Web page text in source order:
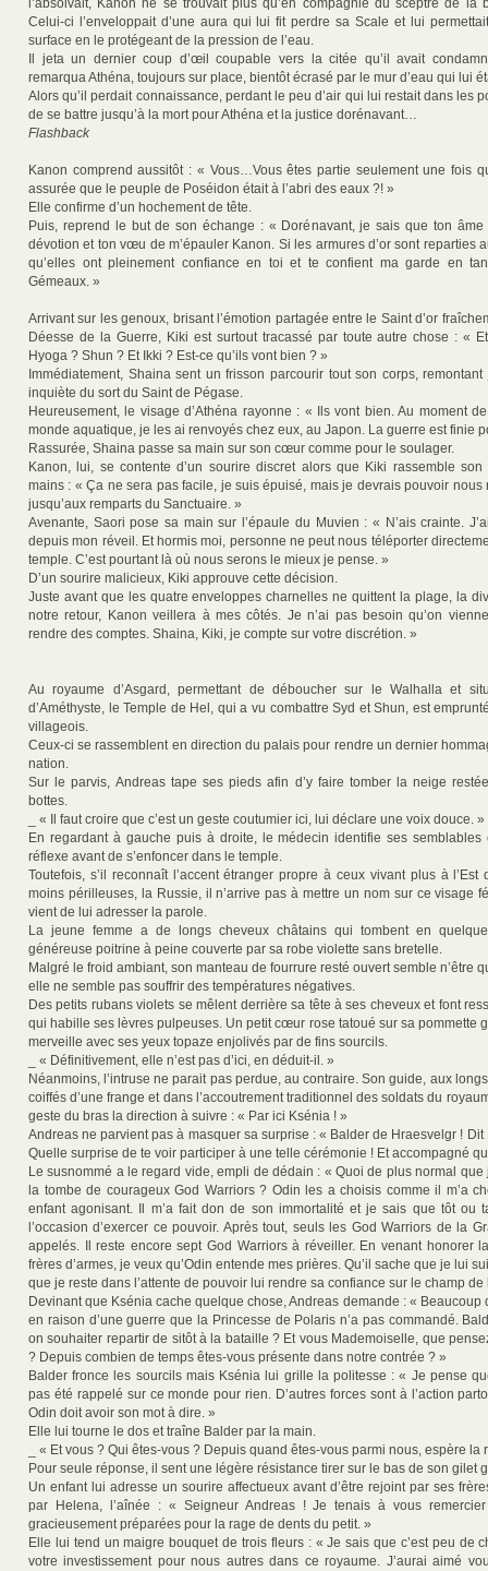
l’absolvait, Kanon ne se trouvait plus qu’en compagnie du sceptre de la
Celui-ci l’enveloppait d’une aura qui lui fit perdre sa Scale et lui
surface en le protégeant de la pression de l’eau.
Il jeta un dernier coup d’œil coupable vers la citée qu’il avait
remarqua Athéna, toujours sur place, bientôt écrasé par le mur d’eau qui lui
Alors qu’il perdait connaissance, perdant le peu d’air qui lui restait dans les
de se battre jusqu’à la mort pour Athéna et la justice dorénavant…
Flashback
Kanon comprend aussitôt : « Vous…Vous êtes partie seulement une fois
assurée que le peuple de Poséidon était à l’abri des eaux ?! »
Elle confirme d’un hochement de tête.
Puis, reprend le but de son échange : « Dorénavant, je sais que ton
dévotion et ton vœu de m’épauler Kanon. Si les armures d’or sont reparties
qu’elles ont pleinement confiance en toi et te confient ma garde en
Gémeaux. »
Arrivant sur les genoux, brisant l’émotion partagée entre le Saint d’or
Déesse de la Guerre, Kiki est surtout tracassé par toute autre chose : «
Hyoga ? Shun ? Et Ikki ? Est-ce qu’ils vont bien ? »
Immédiatement, Shaina sent un frisson parcourir tout son corps, remontant
inquiète du sort du Saint de Pégase.
Heureusement, le visage d’Athéna rayonne : « Ils vont bien. Au moment
monde aquatique, je les ai renvoyés chez eux, au Japon. La guerre est finie
Rassurée, Shaina passe sa main sur son cœur comme pour le soulager.
Kanon, lui, se contente d’un sourire discret alors que Kiki rassemble son
mains : « Ça ne sera pas facile, je suis épuisé, mais je devrais pouvoir nous
jusqu’aux remparts du Sanctuaire. »
Avenante, Saori pose sa main sur l’épaule du Muvien : « N’ais crainte.
depuis mon réveil. Et hormis moi, personne ne peut nous téléporter
temple. C’est pourtant là où nous serons le mieux je pense. »
D’un sourire malicieux, Kiki approuve cette décision.
Juste avant que les quatre enveloppes charnelles ne quittent la plage, la
notre retour, Kanon veillera à mes côtés. Je n’ai pas besoin qu’on
rendre des comptes. Shaina, Kiki, je compte sur votre discrétion. »
Au royaume d’Asgard, permettant de déboucher sur le Walhalla et
d’Améthyste, le Temple de Hel, qui a vu combattre Syd et Shun, est
villageois.
Ceux-ci se rassemblent en direction du palais pour rendre un dernier
nation.
Sur le parvis, Andreas tape ses pieds afin d’y faire tomber la neige
bottes.
_ « Il faut croire que c’est un geste coutumier ici, lui déclare une voix douce. »
En regardant à gauche puis à droite, le médecin identifie ses semblables
réflexe avant de s’enfoncer dans le temple.
Toutefois, s’il reconnaît l’accent étranger propre à ceux vivant plus à l’Est
moins périlleuses, la Russie, il n’arrive pas à mettre un nom sur ce visage
vient de lui adresser la parole.
La jeune femme a de longs cheveux châtains qui tombent en
généreuse poitrine à peine couverte par sa robe violette sans bretelle.
Malgré le froid ambiant, son manteau de fourrure resté ouvert semble n’être
elle ne semble pas souffrir des températures négatives.
Des petits rubans violets se mêlent derrière sa tête à ses cheveux et font
qui habille ses lèvres pulpeuses. Un petit cœur rose tatoué sur sa pommette
merveille avec ses yeux topaze enjolivés par de fins sourcils.
_ « Définitivement, elle n’est pas d’ici, en déduit-il. »
Néanmoins, l’intruse ne parait pas perdue, au contraire. Son guide, aux
coiffés d’une frange et dans l’accoutrement traditionnel des soldats du
geste du bras la direction à suivre : « Par ici Ksénia ! »
Andreas ne parvient pas à masquer sa surprise : « Balder de Hraesvelgr !
Quelle surprise de te voir participer à une telle cérémonie ! Et accompagné
Le susnommé a le regard vide, empli de dédain : « Quoi de plus normal
la tombe de courageux God Warriors ? Odin les a choisis comme il m’a
enfant agonisant. Il m’a fait don de son immortalité et je sais que tôt ou
l’occasion d’exercer ce pouvoir. Après tout, seuls les God Warriors de la
appelés. Il reste encore sept God Warriors à réveiller. En venant honorer
frères d’armes, je veux qu’Odin entende mes prières. Qu’il sache que je lui
que je reste dans l’attente de pouvoir lui rendre sa confiance sur le champ de
Devinant que Ksénia cache quelque chose, Andreas demande : « Beaucoup
en raison d’une guerre que la Princesse de Polaris n’a pas commandé.
on souhaiter repartir de sitôt à la bataille ? Et vous Mademoiselle, que
? Depuis combien de temps êtes-vous présente dans notre contrée ? »
Balder fronce les sourcils mais Ksénia lui grille la politesse : « Je pense
pas été rappelé sur ce monde pour rien. D’autres forces sont à l’action
Odin doit avoir son mot à dire. »
Elle lui tourne le dos et traîne Balder par la main.
_ « Et vous ? Qui êtes-vous ? Depuis quand êtes-vous parmi nous, espère la
Pour seule réponse, il sent une légère résistance tirer sur le bas de son gilet
Un enfant lui adresse un sourire affectueux avant d’être rejoint par ses
par Helena, l’aînée : « Seigneur Andreas ! Je tenais à vous
gracieusement préparées pour la rage de dents du petit. »
Elle lui tend un maigre bouquet de trois fleurs : « Je sais que c’est peu de
votre investissement pour nous autres dans ce royaume. J’aurai aimé